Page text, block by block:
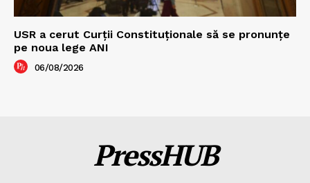
USR a cerut Curții Constituționale să se pronunțe
pe noua lege ANI
06/08/2026
PressHUB